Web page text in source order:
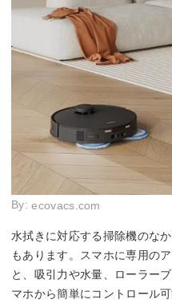
By:ecovacs.com
水拭きに対応する掃除機のな
もあります。スマホに専用の
と、吸引力や水量、ローラー
マホから簡単にコントロール可